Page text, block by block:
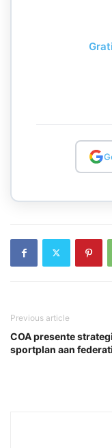
Previous article
COA presente
sportplan aan